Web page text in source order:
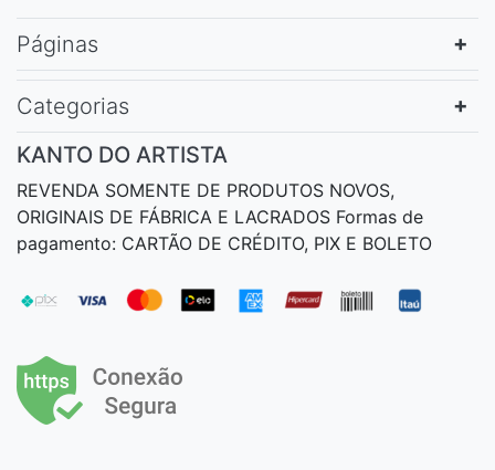
Páginas
Categorias
KANTO DO ARTISTA
REVENDA SOMENTE DE PRODUTOS NOVOS,
ORIGINAIS DE FÁBRICA E LACRADOS Formas de
pagamento: CARTÃO DE CRÉDITO, PIX E BOLETO